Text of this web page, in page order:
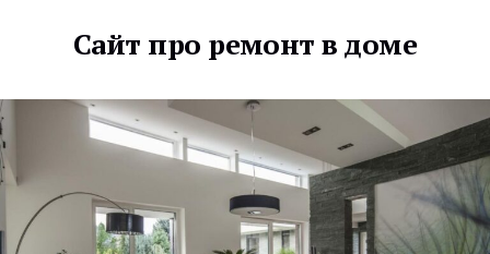
Сайт про ремонт в доме